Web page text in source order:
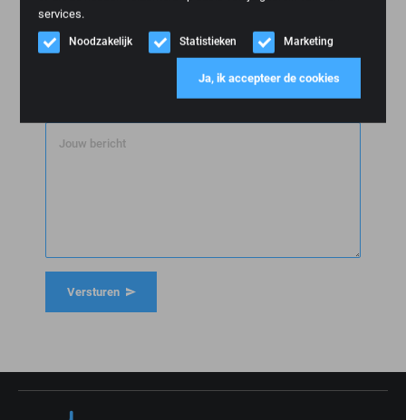
services.
Noodzakelijk Statistieken Marketing
Ja, ik accepteer de cookies
Waar bent u naar op zoek?
Jouw bericht
Versturen